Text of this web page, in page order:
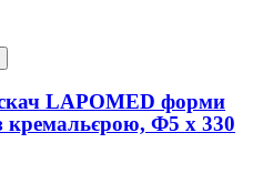
LAPOMED форми
кремальєрою, Ф5 x 330